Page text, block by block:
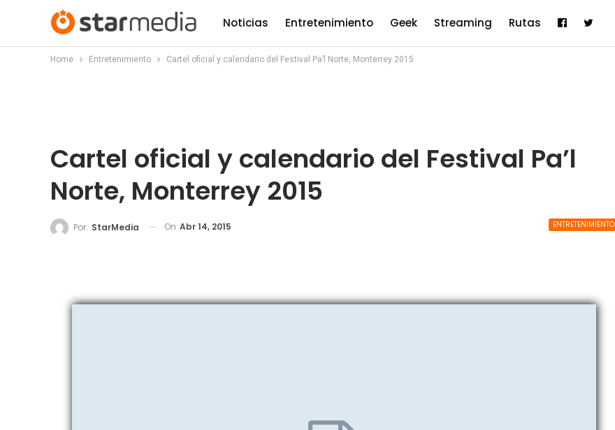
Noticias Entretenimiento Geek Streaming Rutas
Home Entretenimiento Cartel oficial y calendario del Festival Pa’l Norte, Monterrey 2015
Cartel oficial y calendario del Festival Pa’l
Norte, Monterrey 2015
ENTRETENIMIENTO
Por: StarMedia On Abr 14, 2015